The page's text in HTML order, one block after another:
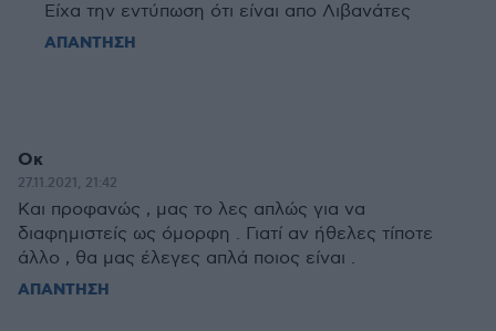
Είχα την εντύπωση ότι είναι απο Λιβανάτες
ΑΠΑΝΤΗΣΗ
Οκ
27.11.2021, 21:42
Και προφανώς , μας το λες απλώς για να
διαφημιστείς ως όμορφη . Γιατί αν ήθελες τίποτε
άλλο , θα μας έλεγες απλά ποιος είναι .
ΑΠΑΝΤΗΣΗ